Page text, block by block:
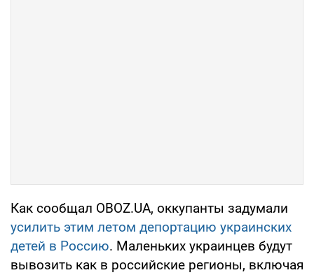
Как сообщал OBOZ.UA, оккупанты задумали
усилить этим летом депортацию украинских
детей в Россию. Маленьких украинцев будут
вывозить как в российские регионы, включая